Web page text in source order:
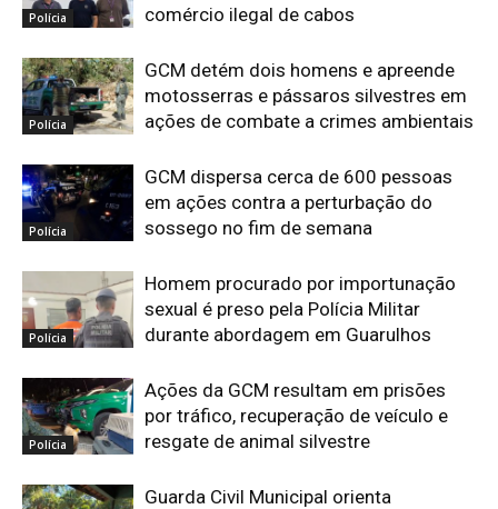
Polícia comércio ilegal de cabos
Polícia
GCM detém dois homens e apreende
motosserras e pássaros silvestres em
ações de combate a crimes ambientais
Polícia
GCM dispersa cerca de 600 pessoas
em ações contra a perturbação do
sossego no fim de semana
Polícia
Homem procurado por importunação
sexual é preso pela Polícia Militar
durante abordagem em Guarulhos
Polícia
Ações da GCM resultam em prisões
por tráfico, recuperação de veículo e
resgate de animal silvestre
Guarda Civil Municipal orienta